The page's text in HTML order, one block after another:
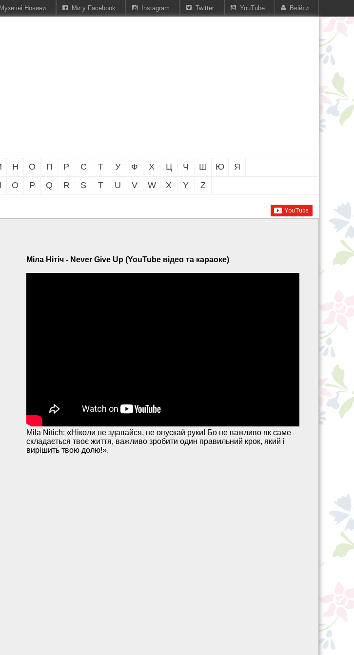
Ввійти
YouTube
Twitter
Instagram
Ми у Facebook
Музичні Новини
Н О П Р С Т У Ф Х Ц Ч Ш Ю
Я
O P Q R S T U V W X Y Z
Міла Нітіч - Never Give Up (YouTube відео та караоке)
Mila Nitich: «Ніколи не здавайся, не опускай руки! Бо не важливо як саме
складається твоє життя, важливо зробити один правильний крок, який і
вирішить твою долю!».